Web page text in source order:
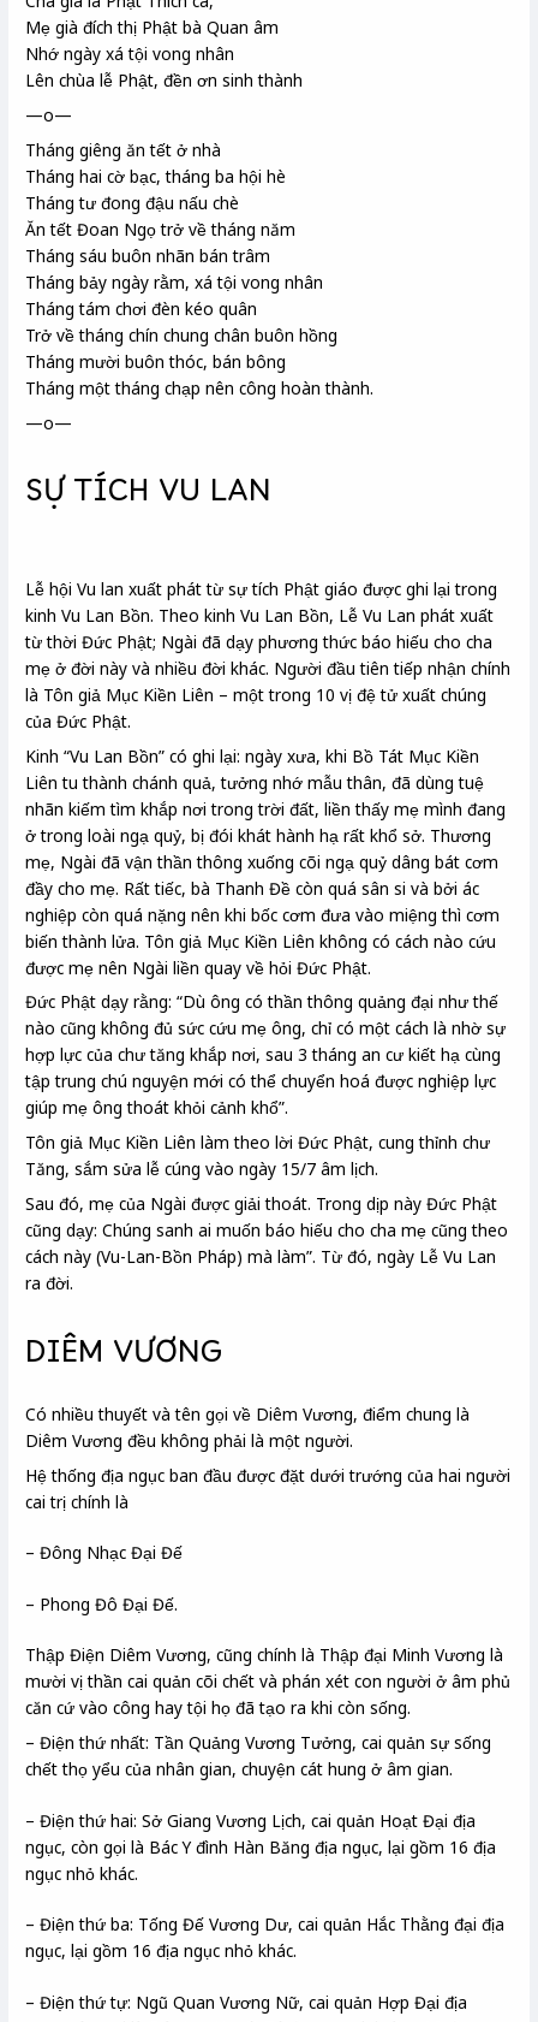
Mẹ già đích thị Phật bà Quan âm
Nhớ ngày xá tội vong nhân
Lên chùa lễ Phật, đền ơn sinh thành
—o—
Tháng giêng ăn tết ở nhà
Tháng hai cờ bạc, tháng ba hội hè
Tháng tư đong đậu nấu chè
Ăn tết Đoan Ngọtrở về tháng năm
Tháng sáu buôn nhãn bán trâm
Tháng bảy ngày rằm, xá tội vong nhân
Tháng tám chơi đèn kéo quân
Trở về tháng chín chung chân buôn hồng
Tháng mười buôn thóc, bán bông
Tháng mộttháng chạp nên công hoàn thành.
—o—
SỰ TÍCH VU LAN
Lễ hộiVu lan xuất phát từ sự tích Phật giáo được ghi lại trong
kinh Vu Lan Bồn. Theo kinh Vu Lan Bồn, Lễ Vu Lan phát xuất
từ thời Đức Phật; Ngài đã dạy phương thức báo hiếu cho cha
mẹ ở đời này và nhiều đời khác. Người đầu tiên tiếp nhận chính
là Tôn giả Mục Kiền Liên – một trong 10 vị đệ tử xuất chúng
của Đức Phật.
Kinh “Vu Lan Bồn” có ghi lại: ngày xưa, khi Bồ Tát Mục Kiền
Liên tu thành chánh quả, tưởng nhớ mẫu thân, đã dùng tuệ
nhãn kiếm tìm khắp nơi trong trời đất, liền thấy mẹ mình đang
ở trong loài ngạ quỷ, bị đói khát hành hạ rất khổ sở. Thương
mẹ, Ngài đã vận thần thông xuống cõi ngạ quỷ dâng bát cơm
đầy cho mẹ. Rất tiếc, bà Thanh Đề còn quá sânsi và bởi ác
nghiệp còn quá nặng nên khi bốc cơm đưa vào miệng thì cơm
biến thành lửa. Tôn giả Mục Kiền Liên không có cách nào cứu
được mẹ nên Ngài liền quay về hỏi Đức Phật.
Đức Phật dạy rằng: “Dù ông có thần thông quảng đại như thế
nào cũng không đủ sức cứu mẹ ông, chỉ có một cách là nhờ sự
hợp lực của chư tăng khắp nơi, sau 3 tháng an cư kiết hạ cùng
tập trung chú nguyện mới có thể chuyển hoá được nghiệp lực
giúp mẹ ông thoát khỏi cảnh khổ”.
Tôn giả Mục Kiền Liên làm theo lời Đức Phật, cung thỉnh chư
Tăng, sắm sửa lễ cúng vào ngày 15/7 âm lịch.
Sau đó, mẹ của Ngài được giải thoát. Trong dịp này Đức Phật
cũng dạy: Chúng sanh ai muốn báo hiếu cho cha mẹ cũng theo
cách này (Vu-Lan-Bồn Pháp) mà làm”. Từ đó, ngày Lễ Vu Lan
ra đời.
DIÊM VƯƠNG
Có nhiều thuyết và tên gọi về Diêm Vương, điểm chung là
Diêm Vương đều không phải là một người.
Hệ thống địa ngục ban đầu được đặt dưới trướng của hai người
cai trị chính là
– Đông Nhạc Đại Đế
– Phong Đô Đại Đế.
Thập Điện Diêm Vương, cũng chính là Thập đại Minh Vương là
mười vị thần cai quản cõi chết và phán xét con người ở âm phủ
căn cứ vào công hay tội họ đã tạo ra khi còn sống.
– Điện thứ nhất: Tần Quảng Vương Tưởng, cai quản sự sống
chết thọ yểu của nhân gian, chuyện cát hung ở âm gian.
– Điện thứ hai: Sở Giang Vương Lịch, cai quản Hoạt Đại địa
ngục, còn gọi là Bác Y đình Hàn Băng địa ngục, lại gồm 16 địa
ngục nhỏ khác.
– Điện thứ ba: Tống Đế Vương Dư, cai quản Hắc Thằng đại địa
ngục, lại gồm 16 địa ngục nhỏ khác.
– Điện thứ tự: Ngũ Quan Vương Nữ, cai quản Hợp Đại địa